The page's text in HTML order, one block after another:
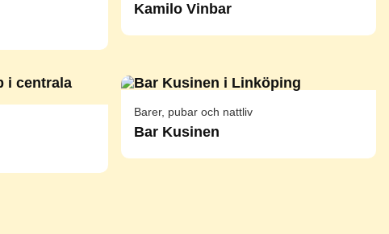
Kamilo Vinbar
Barer, pubar och nattliv
Bar Kusinen